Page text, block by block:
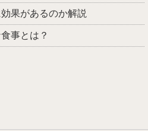
果があるのか解説
事とは？